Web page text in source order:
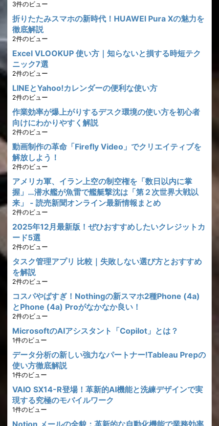
3件のビュー
折りたたみスマホの新時代！HUAWEI Pura Xの魅力を
徹底解説
2件のビュー
Excel VLOOKUP 使い方｜知らないと損する時短テク
ニック7選
2件のビュー
LINEとYahoo!カレンダーの便利な使い方
2件のビュー
作業効率が爆上がりするデスク環境の使い方を初心者
向けにわかりやすく解説
2件のビュー
動画制作の革命「Firefly Video」でクリエイティブを
解放しよう！
2件のビュー
アメリカ軍、イラン上空の制空権を「数日以内に掌
握」…潜水艦が魚雷で艦艇撃沈は「第２次世界大戦以
来」 - 読売新聞オンライン最新情報まとめ
2件のビュー
2025年12月最新版！ぜひおすすめしたいクレジットカ
ード5選
2件のビュー
タスク管理アプリ 比較｜失敗しない選び方とおすすめ
を解説
2件のビュー
コスパやばすぎ！Nothingの新スマホ2種Phone (4a)
とPhone (4a) Proがなかなか良い！
2件のビュー
MicrosoftのAIアシスタント「Copilot」とは？
1件のビュー
データ分析の新しい強力なパートナー!Tableau Prepの
使い方徹底解説
1件のビュー
VAIO SX14-R登場！革新的AI機能と洗練デザインで実
現する究極のモバイルワーク
1件のビュー
Notion メールの全貌：革新的な自動化機能で業務効率